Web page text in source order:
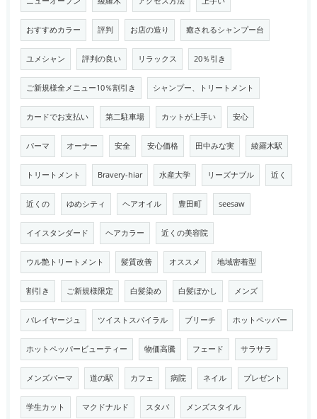
おすすめカラー 評判 お店の造り 癒されるシャンプー台
ユメシャン 評判の良い リラックス 20％引き
ご新規様全メニュー10％割引き シャンプー、トリートメント
カードでお支払い 第二駐車場 カットが上手い 安心
パーマ オーナー 安全 安心価格 田中みな実 綾羅木駅
トリートメント Bravery-hiar 水産大学 リーズナブル 近く
近くの ゆめシティ ヘアオイル 豊田町 seesaw
イイスタンダード ヘアカラー 近くの美容院
ウル艶トリートメント 髪質改善 オススメ 地域密着型
割引き ご新規様限定 白髪染め 白髪ぼかし メンズ
バレイヤージュ ツイストスパイラル ブリーチ ホットペッパー
ホットペッパービューティー 物価高騰 フェード サラサラ
メンズパーマ 道の駅 カフェ 病院 ネイル プレゼント
学生カット マクドナルド スタバ メンズスタイル